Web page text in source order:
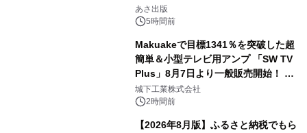
養としての蕎麦』2026年8月25日
（火）発売
あさ出版
5時間前
Makuakeで目標1341％を突破した超
簡単＆小型テレビ用アンプ 「SW TV
Plus」8月7日より一般販売開始！ ケ
ーブル1本つなぐだけ、テレビの音が
ぐっと豊かに
城下工業株式会社
2時間前
【2026年8月版】ふるさと納税でもら